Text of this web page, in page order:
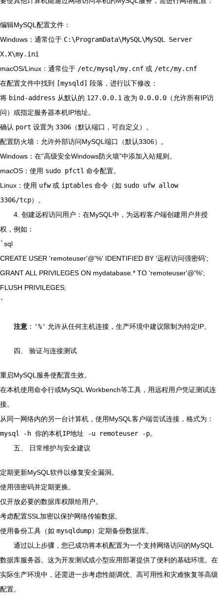
编辑MySQL配置文件：
Windows：通常位于 C:\ProgramData\MySQL\MySQL Server
X.X\my.ini
macOS/Linux：通常位于 /etc/mysql/my.cnf 或 /etc/my.cnf
在配置文件中找到
[mysqld] 段落，进行以下修改：
将 bind-address 从默认的 127.0.0.1 改为 0.0.0.0 （允许所有IP访
问）或指定服务器本机IP地址。
确认 port 设置为 3306 （默认端口，可自定义）。
配置防火墙：允许外部访问MySQL端口（默认3306）。
Windows：在“高级安全Windows防火墙”中添加入站规则。
macOS：使用 sudo pfctl 命令配置。
Linux：使用 ufw或 iptables 命令（如 sudo ufw allow
3306/tcp）。
4. 创建远程访问用户：在MySQL中，为远程客户端创建用户并授
权，例如：
`sql
CREATE USER 'remoteuser'@'%' IDENTIFIED BY '远程访问强密码';
GRANT ALL PRIVILEGES ON mydatabase.* TO 'remoteuser'@'%';
FLUSH PRIVILEGES;
`
注意 ： '%' 允许从任何主机连接，生产环境中建议限制为特定IP。
四、 验证与连接测试
重启MySQL服务使配置生效。
在本机使用命令行或MySQL Workbench等工具，用远程用户凭证测试连
接。
从同一网络内的另一台计算机，使用MySQL客户端尝试连接，格式为：
mysql -h 你的本机IP地址 -u remoteuser -p。
五、 日常维护与安全建议
定期更新MySQL软件以修复安全漏洞。
使用强密码并定期更换。
仅开放必要的数据库权限给用户。
考虑配置SSL加密以保护网络传输数据。
使用备份工具（如 mysqldump）定期备份数据库。
通过以上步骤，您已成功将本机配置为一个支持网络访问的MySQL
数据库服务器。这为开发测试或小型应用部署提供了便利的基础环境。在
实际生产环境中，还需进一步考虑性能调优、高可用性和灾难恢复等高级
配置。